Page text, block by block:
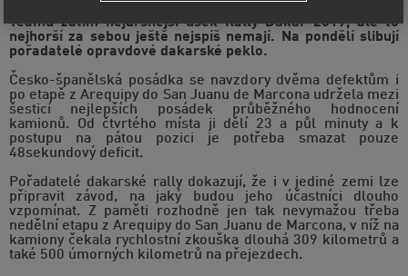
Teamu zatím nejdrsnější úsek Rally Dakar 2019, ale to
nejhorší za sebou ještě nejspíš nemají. Na pondělí slibují
pořadatelé opravdové dakarské peklo.
Česko-španělská posádka se navzdory dvěma defektům i
po etapě z Arequipy do San Juanu de Marcona udržela mezi
šesticí nejlepších posádek průběžného hodnocení
kamionů. Od čtvrtého místa ji dělí 23 a půl minuty a k
postupu na pátou pozici je potřeba smazat pouze
48sekundový deficit.
Pořadatelé dakarské rally dokazují, že i v jediné zemi lze
připravit závod, na jaký budou jeho účastníci dlouho
vzpomínat. Z paměti rozhodně jen tak nevymažou třeba
nedělní etapu z Arequipy do San Juanu de Marcona, v níž na
kamiony čekala rychlostní zkouška dlouhá 309 kilometrů a
také 500 úmorných kilometrů na přejezdech.